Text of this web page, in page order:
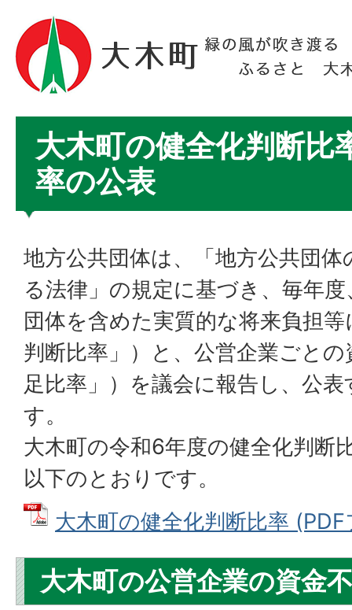
大木町の健全化判断比
率の公表
地方公共団体は、「地方公共団
る法律」の規定に基づき、毎年
団体を含めた実質的な将来負担
判断比率」）と、公営企業ごと
足比率」）を議会に報告し、公
す。
大木町の令和6年度の健全化判断
以下のとおりです。
大木町の健全化判断比率
大木町の公営企業の資金